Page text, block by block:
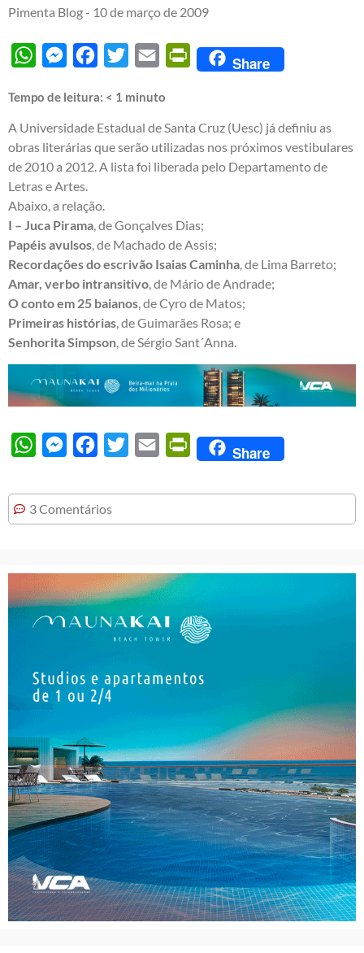
Pimenta Blog - 10 de março de 2009
WhatsAppMessengerFacebook
Twitter Email PrintFriendly
Share
Tempo de leitura: < 1 minuto
A Universidade Estadual de Santa Cruz (Uesc) já definiu as
obras literárias que serão utilizadas nos próximos vestibulares
de 2010 a 2012. A lista foi liberada pelo Departamento de
Letras e Artes.
Abaixo, a relação.
I – Juca Pirama, de Gonçalves Dias;
Papéis avulsos, de Machado de Assis;
Recordações do escrivão Isaias Caminha, de Lima Barreto;
Amar, verbo intransitivo, de Mário de Andrade;
O conto em 25 baianos, de Cyro de Matos;
Primeiras histórias, de Guimarães Rosa; e
Senhorita Simpson, de Sérgio Sant´Anna.
WhatsAppMessengerFacebook
Twitter Email PrintFriendly
Share
3 Comentários